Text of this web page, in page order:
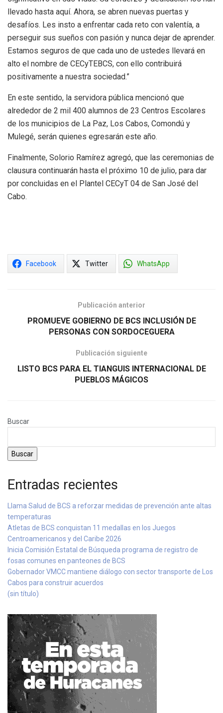
llevado hasta aquí. Ahora, se abren nuevas puertas y
desafíos. Les insto a enfrentar cada reto con valentía, a
perseguir sus sueños con pasión y nunca dejar de aprender.
Estamos seguros de que cada uno de ustedes llevará en
alto el nombre de CECyTEBCS, con ello contribuirá
positivamente a nuestra sociedad.”
En este sentido, la servidora pública mencionó que
alrededor de 2 mil 400 alumnos de 23 Centros Escolares
de los municipios de La Paz, Los Cabos, Comondú y
Mulegé, serán quienes egresarán este año.
Finalmente, Solorio Ramírez agregó, que las ceremonias de
clausura continuarán hasta el próximo 10 de julio, para dar
por concluidas en el Plantel CECyT 04 de San José del
Cabo.
Facebook Twitter WhatsApp
Publicación anterior
PROMUEVE GOBIERNO DE BCS INCLUSIÓN DE
PERSONAS CON SORDOCEGUERA
Publicación siguiente
LISTO BCS PARA EL TIANGUIS INTERNACIONAL DE
PUEBLOS MÁGICOS
Buscar
Buscar
Entradas recientes
Llama Salud de BCS a reforzar medidas de prevención ante altas
temperaturas
Atletas de BCS conquistan 11 medallas en los Juegos
Centroamericanos y del Caribe 2026
Inicia Comisión Estatal de Búsqueda programa de registro de
fosas comunes en panteones de BCS
Gobernador VMCC mantiene diálogo con sector transporte de Los
Cabos para construir acuerdos
(sin título)